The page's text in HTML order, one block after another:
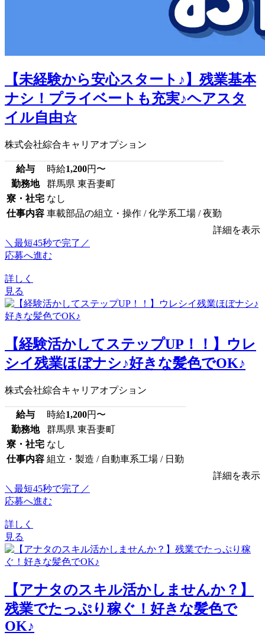
【未経験から安心スタート♪】残業基本
ナシ！プライベートも充実♪ヘアスタ
イル自由☆
株式会社綜合キャリアオプション
給与 時給1,200円〜
勤務地
群馬県 東吾妻町
寮・社宅 なし
仕事内容 車載部品の組立・操作 / 化学系工場 / 夜勤
詳細を表示
＼最短45秒で完了／
応募へ進む
詳しく
見る
【経験活かしてステップUP！！】ウレ
シイ残業ほぼナシ♪好きな髪色でOK♪
株式会社綜合キャリアオプション
給与 時給1,200円〜
勤務地
群馬県 東吾妻町
寮・社宅 なし
仕事内容 組立・製造 / 自動車系工場 / 日勤
詳細を表示
＼最短45秒で完了／
応募へ進む
詳しく
見る
【アナタのスキル活かしませんか？】
残業でたっぷり稼ぐ！好きな髪色で
OK♪